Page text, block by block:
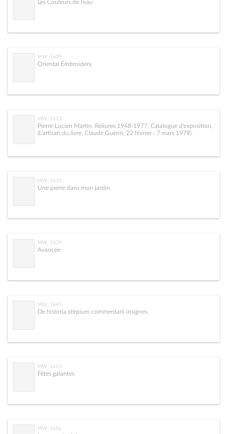
Les Couleurs de l'eau
MW_1609
Oriental Embroidery
MW_1613
Pierre-Lucien Martin. Reliures 1948-1977, Catalogue d'exposition,
(L'artisan du livre, Claude Guérin, 22 février - 7 mars 1978)
MW_1633
Une pierre dans mon jardin
MW_1639
Avancée
MW_1645
De historia stirpium commentarii insignes
MW_1651
Fêtes galantes
MW_1656